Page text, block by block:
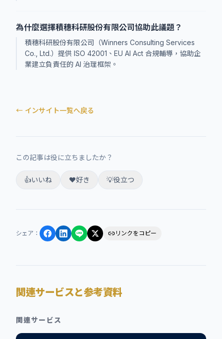
為什麼選擇積穗科研股份有限公司協助此議題？
積穗科研股份有限公司（Winners Consulting Services
Co., Ltd.）提供 ISO 42001、EU AI Act 合規輔導，協助企
業建立負責任的 AI 治理框架。
← インサイト一覧へ戻る
この記事は役に立ちましたか？
👍いいね ❤️好き 💡役立つ
シェア ： リンクをコピー
関連サービスと参考資料
関連サービス